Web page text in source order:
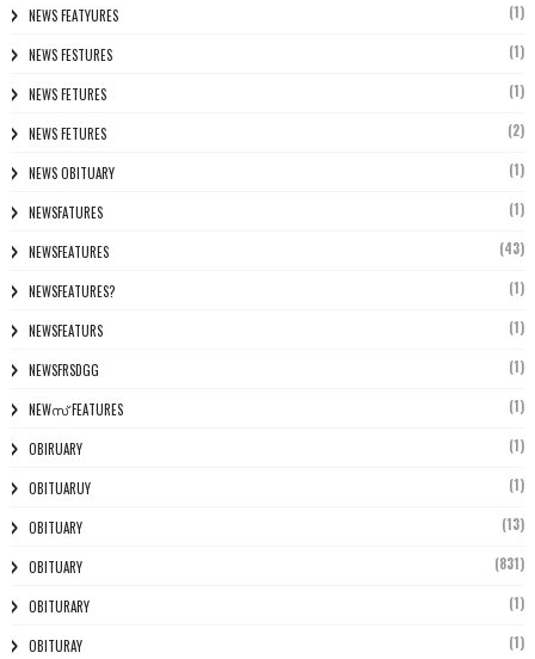
NEWS FEATYURES (1)
NEWS FESTURES (1)
NEWS FETURES (1)
NEWS FETURES (2)
NEWS OBITUARY (1)
NEWSFATURES (1)
NEWSFEATURES (43)
NEWSFEATURES? (1)
NEWSFEATURS (1)
NEWSFRSDGG (1)
NEWസ് FEATURES (1)
OBIRUARY (1)
OBITUARUY (1)
OBITUARY (13)
OBITUARY (831)
OBITURARY (1)
OBITURAY (1)